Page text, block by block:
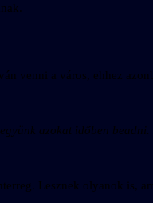
venni a város, ehhez
azokat időben beadni.
Lesznek olyanok is,